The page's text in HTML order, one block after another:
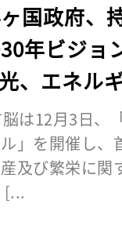
国政府、
年ビジョ
、エネル
は12月3日、
」を開催し
及び繁栄に
[...